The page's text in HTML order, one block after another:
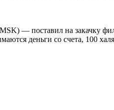
— поставил на закачку
деньги со счета, 100